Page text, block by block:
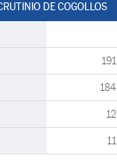
DE COGOLLOS
191
184
12
11